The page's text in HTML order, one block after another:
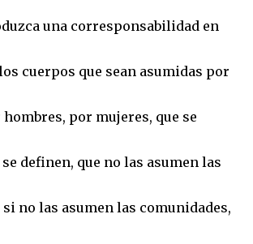
una corresponsabilidad en
cuerpos que sean asumidas por
por mujeres, que se
definen, que no las asumen las
no las asumen las comunidades,